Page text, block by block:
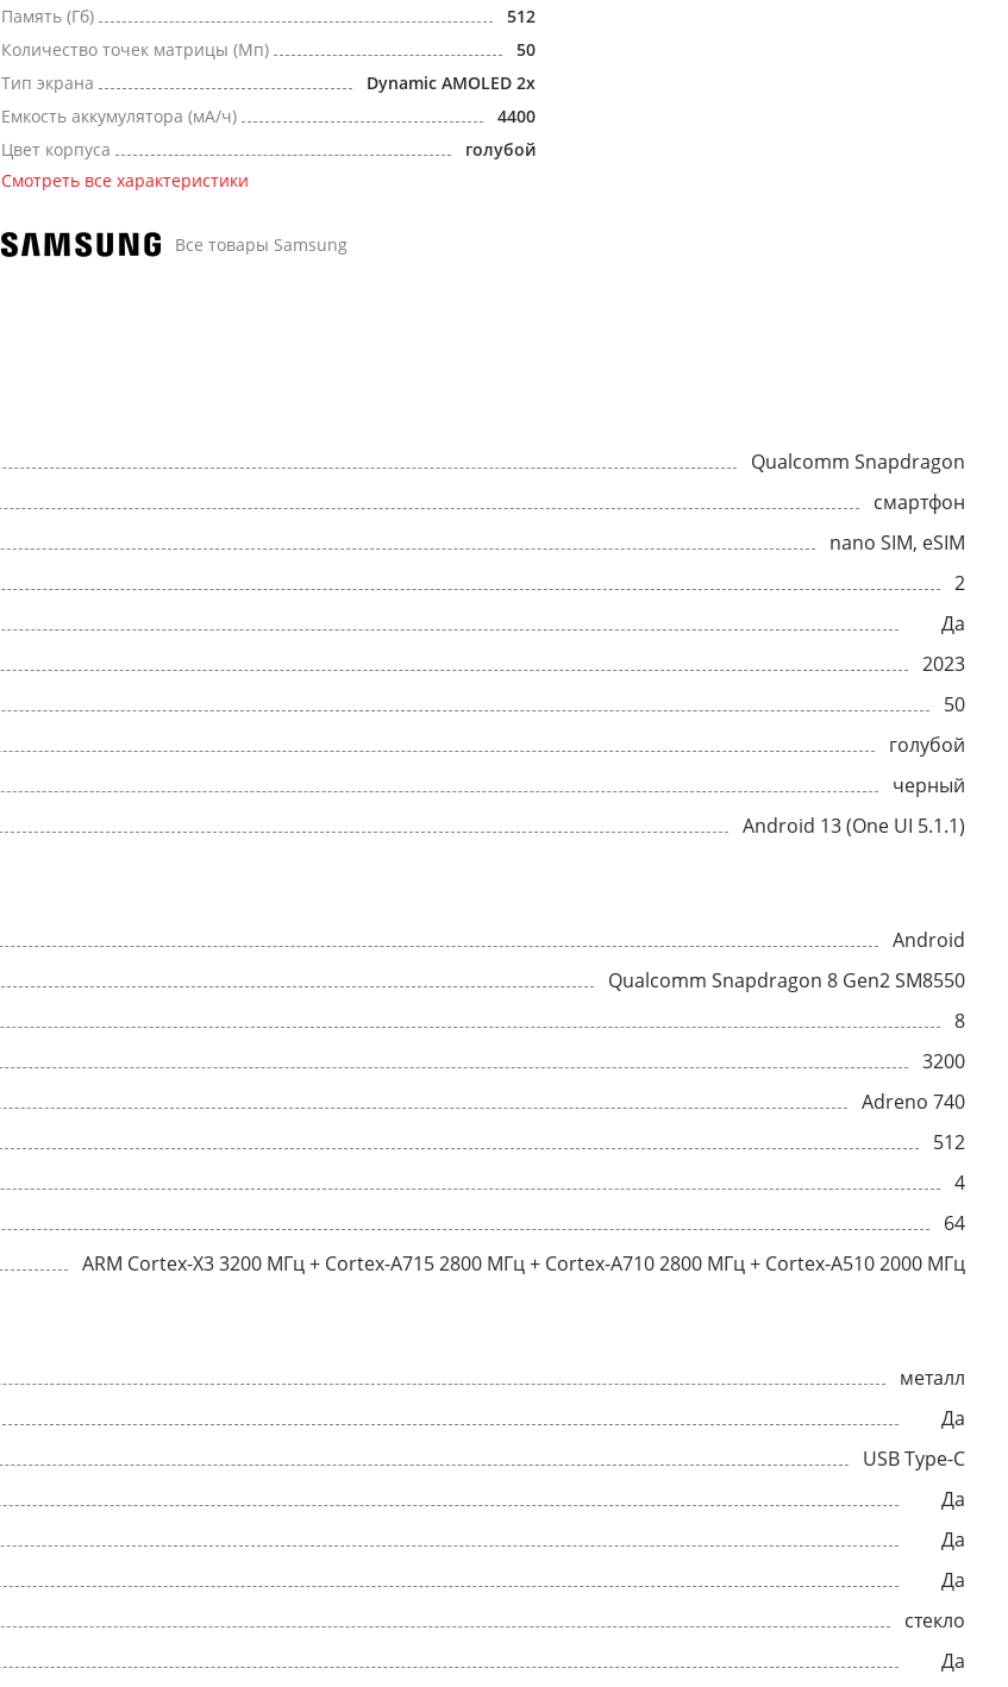
Память (Гб)
512
Количество точек матрицы (Мп)
50
Тип экрана
Dynamic AMOLED 2x
Емкость аккумулятора (мА/ч)
4400
Цвет корпуса
голубой
Смотреть все характеристики
Все товары Samsung
Qualcomm Snapdragon
смартфон
nano SIM, eSIM
2
Да
2023
50
голубой
черный
Android 13 (One UI 5.1.1)
Android
Qualcomm Snapdragon 8 Gen2 SM8550
8
3200
Adreno 740
512
4
64
ARM Cortex-X3 3200 МГц + Cortex-A715 2800 МГц + Cortex-A710 2800 МГц + Cortex-A510 2000 МГц
металл
Да
USB Type-C
Да
Да
Да
стекло
Да